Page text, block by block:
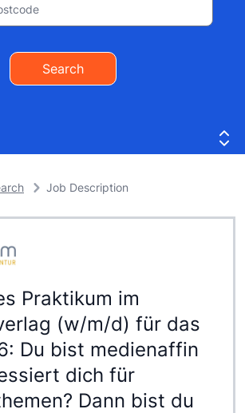
Search
Job Description
Praktikum im
(w/m/d) für das
Du bist medienaffin
dich für
Dann bist du